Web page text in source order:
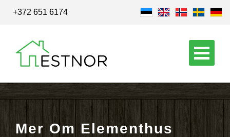
+372 651 6174
Mer Om Elementhus